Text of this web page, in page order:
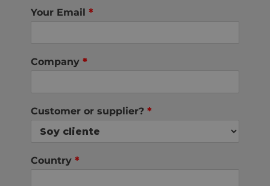
Your Email *
Company *
Customer or supplier? *
Country *